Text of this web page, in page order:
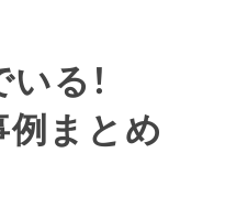
る！
まとめ